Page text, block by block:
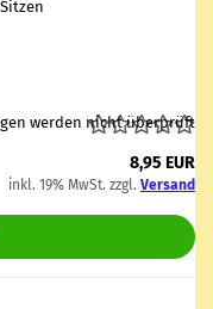
werden nicht überprüft
8,95 EUR
inkl. 19% MwSt. zzgl. Versand